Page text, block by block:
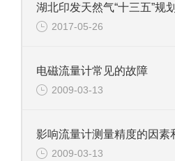
湖北印发天然气“十三五”规划
2017-05-26
电磁流量计常见的故障
2009-03-13
2009-03-13